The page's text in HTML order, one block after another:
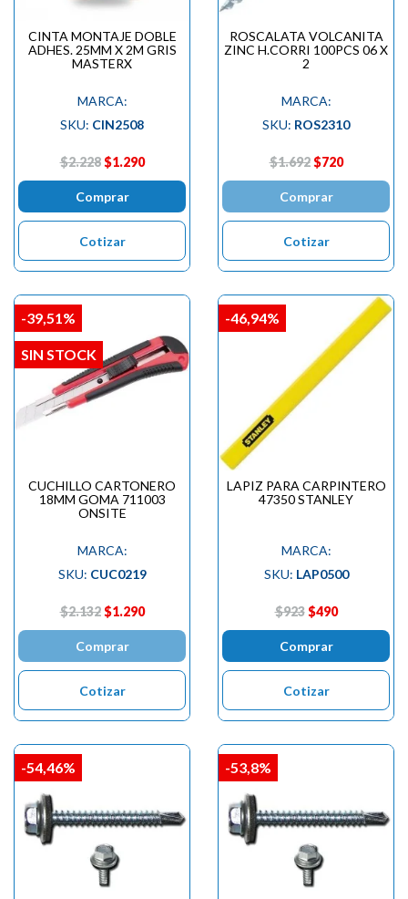
CINTA MONTAJE DOBLE
ADHES. 25MM X 2M GRIS
MASTERX
MARCA:
SKU: CIN2508
$2.228 $1.290
Comprar
Cotizar
ROSCALATA VOLCANITA
ZINC H.CORRI 100PCS 06 X
2
MARCA:
SKU: ROS2310
$1.692 $720
Comprar
Cotizar
CUCHILLO CARTONERO
18MM GOMA 711003
ONSITE
MARCA:
SKU: CUC0219
$2.132 $1.290
Comprar
Cotizar
-39,51%
SIN STOCK
LAPIZ PARA CARPINTERO
47350 STANLEY
MARCA:
SKU: LAP0500
$923 $490
Comprar
Cotizar
-46,94%
-54,46% -53,8%